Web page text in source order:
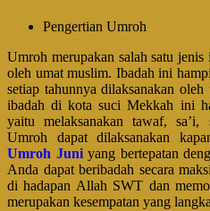
Pengertian Umroh
Umroh merupakan salah satu
oleh umat muslim. Ibadah ini
setiap tahunnya dilaksanakan
ibadah di kota suci Mekkah ini
yaitu melaksanakan tawaf, sa’i,
Umroh dapat dilaksanakan
Umroh Juniyang bertepatan
Anda dapat beribadah secara
di hadapan Allah SWT dan
merupakan kesempatan yang